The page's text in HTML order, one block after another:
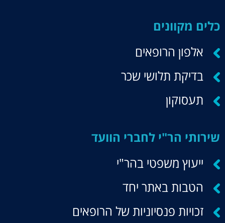
כלים מקוונים
אלפון הרופאים
בדיקת תלושי שכר
תעסוקון
שירותי הר"י לחברי הוועד
ייעוץ משפטי בהר"י
הטבות באתר יחד
זכויות פנסיוניות של הרופאים